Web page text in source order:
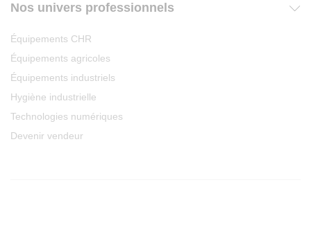
Nos univers professionnels
Équipements CHR
Équipements agricoles
Équipements industriels
Hygiène industrielle
Technologies numériques
Devenir vendeur